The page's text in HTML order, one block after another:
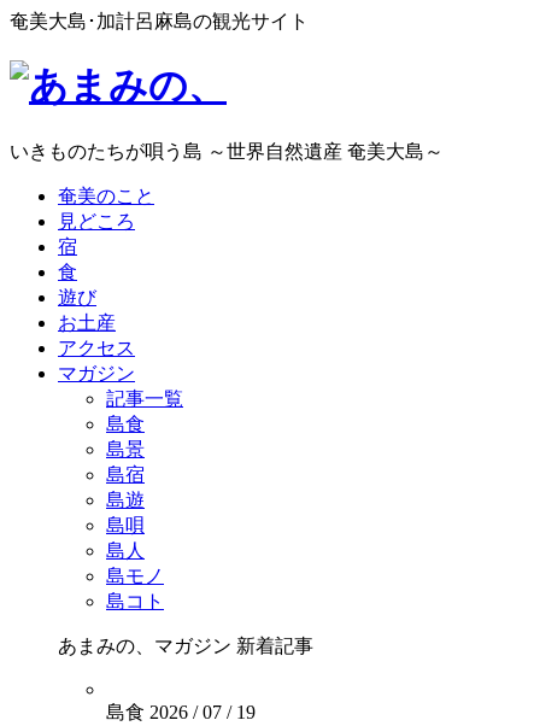
奄美大島･加計呂麻島の観光サイト
いきものたちが唄う島 ～世界自然遺産 奄美大島～
奄美のこと
見どころ
宿
食
遊び
お土産
アクセス
マガジン
記事一覧
島食
島景
島宿
島遊
島唄
島人
島モノ
島コト
あまみの、マガジン 新着記事
島食 2026 / 07 / 19